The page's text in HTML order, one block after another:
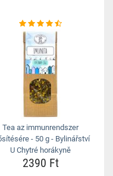
Tea az immunrendszer
- 50 g - Bylinářství
U Chytré horákyně
2390 Ft